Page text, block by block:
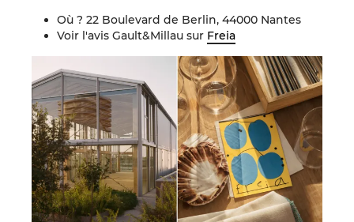
Où ? 22 Boulevard de Berlin, 44000 Nantes
Voir l'avis Gault&Millau sur Freia